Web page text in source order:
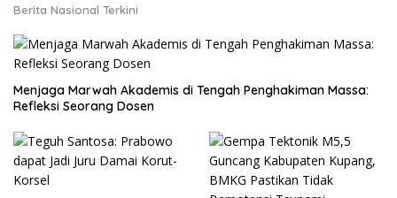
Berita Nasional Terkini
Menjaga Marwah Akademis di Tengah Penghakiman Massa:
Refleksi Seorang Dosen